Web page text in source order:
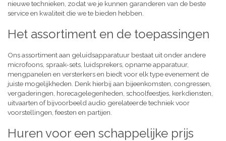
nieuwe technieken, zodat we je kunnen garanderen van de beste
service en kwaliteit die we te bieden hebben.
Het assortiment en de toepassingen
Ons assortiment aan geluidsapparatuur bestaat uit onder andere
microfoons, spraak-sets, luidsprekers, opname apparatuur,
mengpanelen en versterkers en biedt voor elk type evenement de
juiste mogelijkheden. Denk hierbij aan bijeenkomsten, congressen,
vergaderingen, horecagelegenheden, schoolfeestjes, kerkdiensten,
uitvaarten of bijvoorbeeld audio gerelateerde techniek voor
voorstellingen, feesten en partijen.
Huren voor een schappelijke prijs